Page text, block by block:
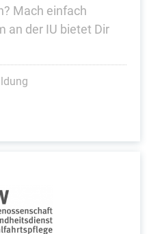
Mach einfach
an der IU bietet Dir